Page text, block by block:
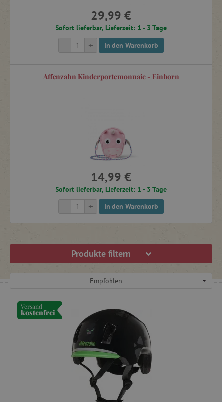
29,99 €
Sofort lieferbar, Lieferzeit: 1 - 3 Tage
+
- In den Warenkorb
Affenzahn Kinderportemonnaie - Einhorn
14,99 €
Sofort lieferbar, Lieferzeit: 1 - 3 Tage
+
- In den Warenkorb
Produkte filtern
Empfohlen
Versand
kostenfrei